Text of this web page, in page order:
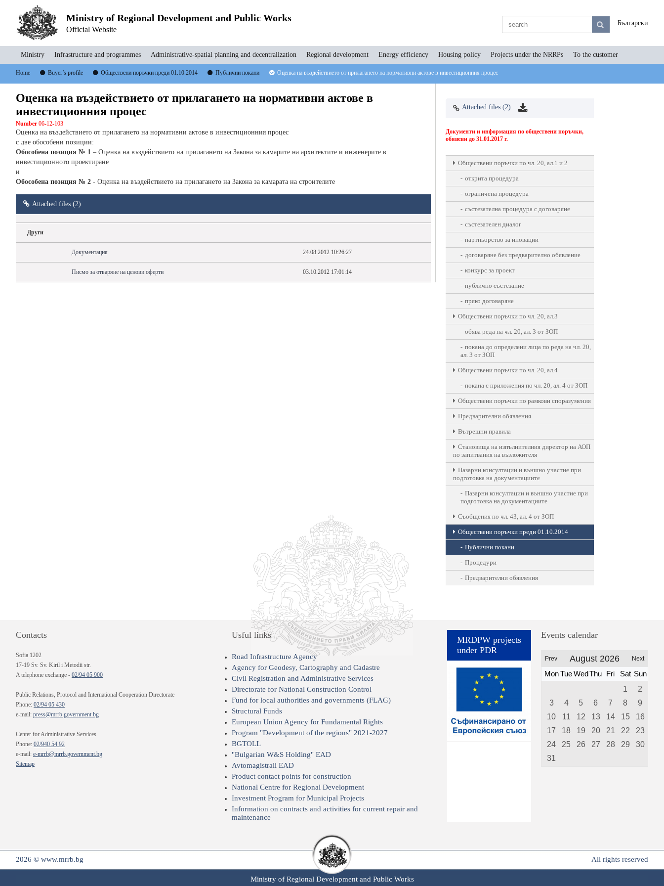
Ministry of Regional Development and Public Works
Official Website
Български
Ministry Infrastructure and programmes Administrative-spatial planning and decentralization Regional development Energy efficiency Housing policy Projects under the NRRPs To the customer
Home Buyer’s profile Обществени поръчки преди 01.10.2014 Публични покани Оценка на въздействието от прилагането на нормативни актове в инвестиционния процес
Оценка на въздействието от прилагането на нормативни актове в
инвестиционния процес
Number 06-12-103
Оценка на въздействието от прилагането на нормативни актове в инвестиционния процес
с две обособени позиции:
Обособена позиция № 1 – Оценка на въздействието на прилагането на Закона за камарите на архитектите и инженерите в
инвестиционното проектиране
и
Обособена позиция № 2 - Оценка на въздействието на прилагането на Закона за камарата на строителите
Attached files (2)
Други
Документация 24.08.2012 10:26:27
Писмо за отваряне на ценови оферти 03.10.2012 17:01:14
Attached files (2)
Документи и информация по обществени поръчки,
обявени до 31.01.2017 г.
Oбществени поръчки по чл. 20, ал.1 и 2
открита процедура
ограничена процедура
състезателна процедура с договаряне
състезателен диалог
партньорство за иновации
договаряне без предварително обявление
конкурс за проект
публично състезание
пряко договаряне
Oбществени поръчки по чл. 20, ал.3
обява реда на чл. 20, ал. 3 от ЗОП
покана до определени лица по реда на чл. 20,
ал. 3 от ЗОП
Oбществени поръчки по чл. 20, ал.4
покана с приложения по чл. 20, ал. 4 от ЗОП
Обществени поръчки по рамкови споразумения
Предварителни обявления
Вътрешни правила
Становища на изпълнителния директор на АОП
по запитвания на възложителя
Пазарни консултации и външно участие при
подготовка на документациите
Пазарни консултации и външно участие при
подготовка на документациите
Съобщения по чл. 43, ал. 4 от ЗОП
Обществени поръчки преди 01.10.2014
Публични покани
Процедури
Предварителни обявления
Contacts
Sofia 1202
17-19 Sv. Sv. Kiril i Metodii str.
A telephone exchange - 02/94 05 900
Public Relations, Protocol and International Cooperation Directorate
Phone: 02/94 05 430
e-mail: press@mrrb.government.bg
Center for Administrative Services
Phone: 02/940 54 92
e-mail: e-mrrb@mrrb.government.bg
Sitemap
Usful links
Road Infrastructure Agency
Agency for Geodesy, Cartography and Cadastre
Civil Registration and Administrative Services
Directorate for National Construction Control
Fund for local authorities and governments (FLAG)
Structural Funds
European Union Agency for Fundamental Rights
Program "Development of the regions" 2021-2027
BGTOLL
"Bulgarian W&S Holding" EAD
Avtomagistrali EAD
Product contact points for construction
National Centre for Regional Development
Investment Program for Municipal Projects
Information on contracts and activities for current repair and
maintenance
MRDPW projects
under PDR
Events calendar
Prev August 2026 Next
Mon TueWedThu Fri Sat Sun
1
2
3
4 5 6 7 8
9
10
11 12 13 14 15
16
17
18 19 20 21 22
23
24
25 26 27 28 29
30
31
2026 © www.mrrb.bg All rights reserved
Ministry of Regional Development and Public Works